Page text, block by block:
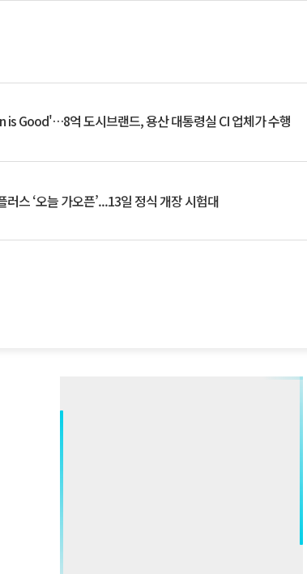
is Good'…8억 도시브랜드, 용산 대통령실 CI 업체가 수행
스 ‘오늘 가오픈’...13일 정식 개장 시험대